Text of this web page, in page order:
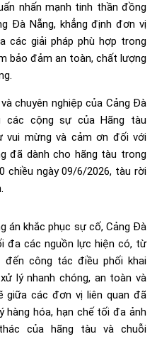
nhấn mạnh tinh thần đồng
Đà Nẵng, khẳng định đơn vị
các giải pháp phù hợp trong
bảo đảm an toàn, chất lượng
chuyên nghiệp của Cảng Đà
các cộng sự của Hãng tàu
mừng và cảm ơn đối với
đã dành cho hãng tàu trong
chiều ngày 09/6/2026, tàu rời
án khắc phục sự cố, Cảng Đà
đa các nguồn lực hiện có, từ
đến công tác điều phối khai
lý nhanh chóng, an toàn và
giữa các đơn vị liên quan đã
hóa, hạn chế tối đa ảnh
của hãng tàu và chuỗi